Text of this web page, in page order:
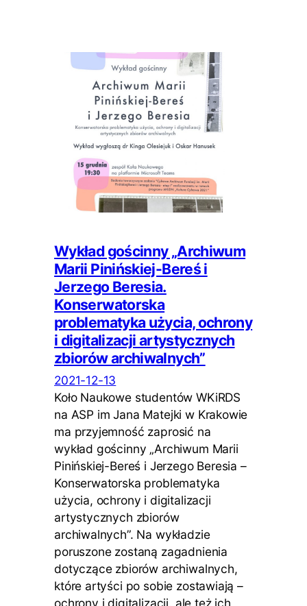
Wykład gościnny „Archiwum
Marii Pinińskiej-Bereś i
Jerzego Beresia.
Konserwatorska
problematyka użycia, ochrony
i digitalizacji artystycznych
zbiorów archiwalnych”
2021-12-13
Koło Naukowe studentów WKiRDS
na ASP im Jana Matejki w Krakowie
ma przyjemność zaprosić na
wykład gościnny „Archiwum Marii
Pinińskiej-Bereś i Jerzego Beresia –
Konserwatorska problematyka
użycia, ochrony i digitalizacji
artystycznych zbiorów
archiwalnych”. Na wykładzie
poruszone zostaną zagadnienia
dotyczące zbiorów archiwalnych,
które artyści po sobie zostawiają –
ochrony i digitalizacji, ale też ich